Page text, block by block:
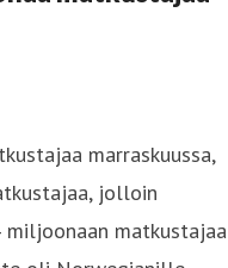
marraskuussa,
jolloin